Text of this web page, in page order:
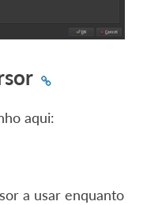
aqui:
a usar enquanto